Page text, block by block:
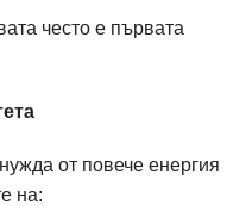
често е първата
от повече енергия
на: